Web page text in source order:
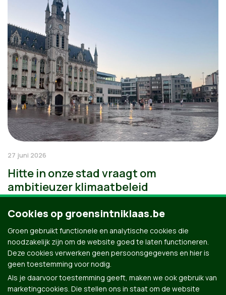
27 juni 2026
Hitte in onze stad vraagt om
ambitieuzer klimaatbeleid
Cookies op groensintniklaas.be
Groen gebruikt functionele en analytische cookies die
noodzakelijk zijn om de website goed te laten functioneren.
Deze cookies verwerken geen persoonsgegevens en hier is
geen toestemming voor nodig.
Als je daarvoor toestemming geeft, maken we ook gebruik van
marketingcookies. Die stellen ons in staat om de website